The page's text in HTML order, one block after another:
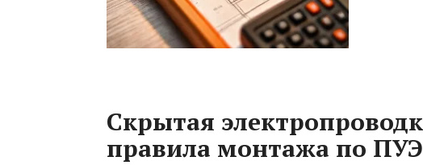
Скрытая
правила монтажа по ПУЭ